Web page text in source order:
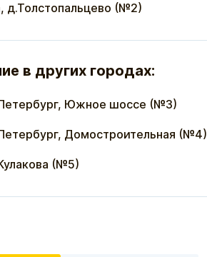
д.Толстопальцево (№2)
в других городах:
Южное шоссе (№3)
Домостроительная (№4)
(№5)